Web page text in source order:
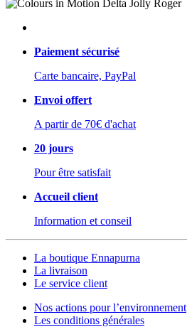
Paiement sécurisé
Carte bancaire, PayPal
Envoi offert
A partir de 70€ d'achat
20 jours
Pour être satisfait
Accueil client
Information et conseil
La boutique Ennapurna
La livraison
Le service client
Nos actions pour l’environnement
Les conditions générales